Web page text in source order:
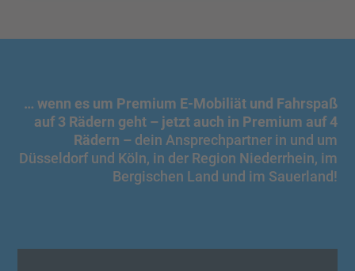
… wenn es um Premium E-Mobiliät und Fahrspaß
auf 3 Rädern geht – jetzt auch in Premium auf 4
Rädern –dein Ansprechpartner in und um
Düsseldorf und Köln, in der Region Niederrhein, im
Bergischen Land und im Sauerland!